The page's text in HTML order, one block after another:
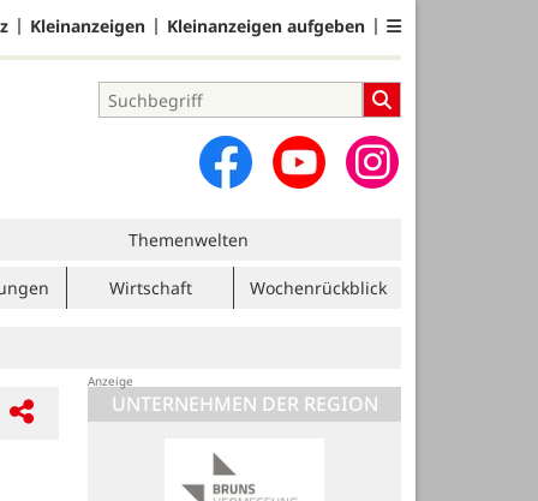
Kleinanzeigen Kleinanzeigen aufgeben
Themenwelten
Wirtschaft Wochenrückblick
UNTERNEHMEN DER REGION